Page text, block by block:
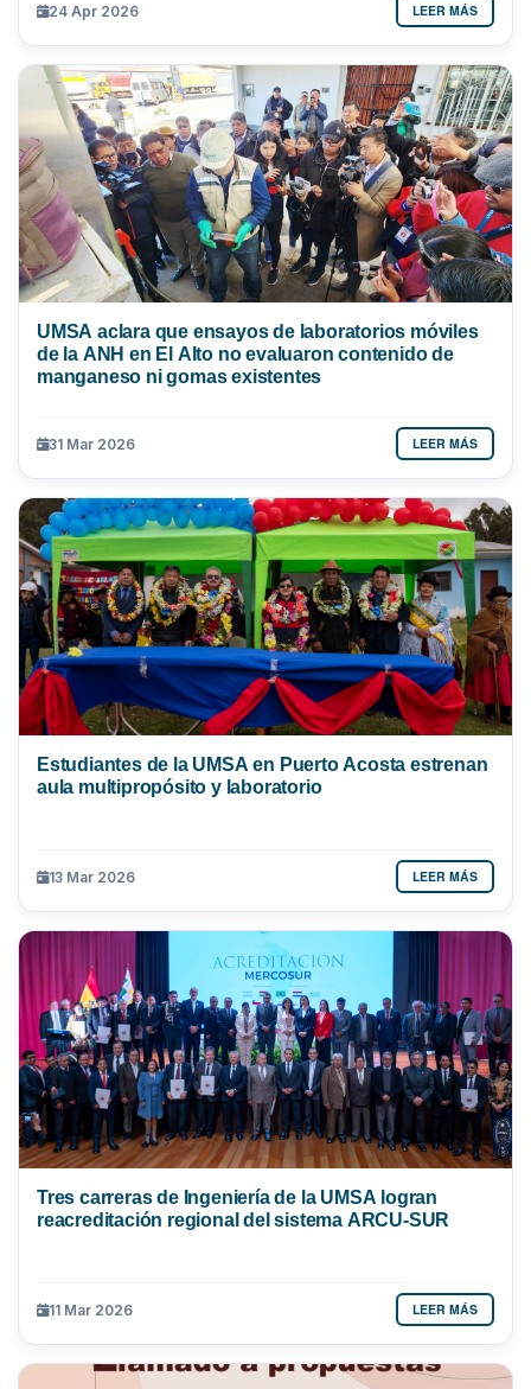
24 Apr 2026 LEER MÁS
UMSA aclara que ensayos de laboratorios móviles
de la ANH en El Alto no evaluaron contenido de
manganeso ni gomas existentes
31 Mar 2026 LEER MÁS
Estudiantes de la UMSA en Puerto Acosta estrenan
aula multipropósito y laboratorio
13 Mar 2026 LEER MÁS
Tres carreras de Ingeniería de la UMSA logran
reacreditación regional del sistema ARCU-SUR
11 Mar 2026 LEER MÁS